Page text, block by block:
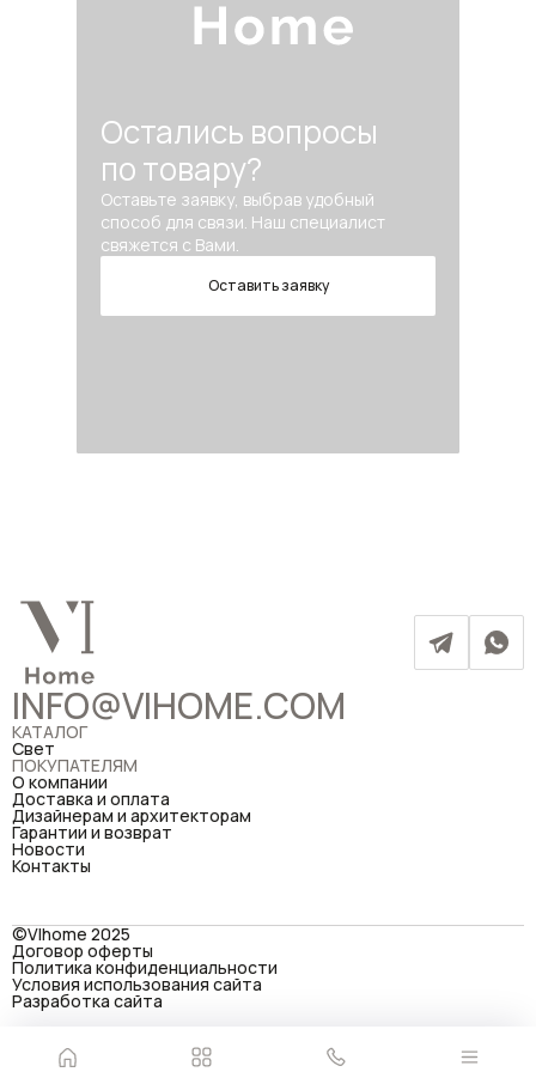
Остались вопросы
по товару?
Оставьте заявку, выбрав удобный
способ для связи. Наш специалист
свяжется с Вами.
Оставить заявку
INFO@VIHOME.COM
КАТАЛОГ
Свет
ПОКУПАТЕЛЯМ
О компании
Доставка и оплата
Дизайнерам и архитекторам
Гарантии и возврат
Новости
Контакты
©VIhome 2025
Договор оферты
Политика конфиденциальности
Условия использования сайта
Разработка сайта